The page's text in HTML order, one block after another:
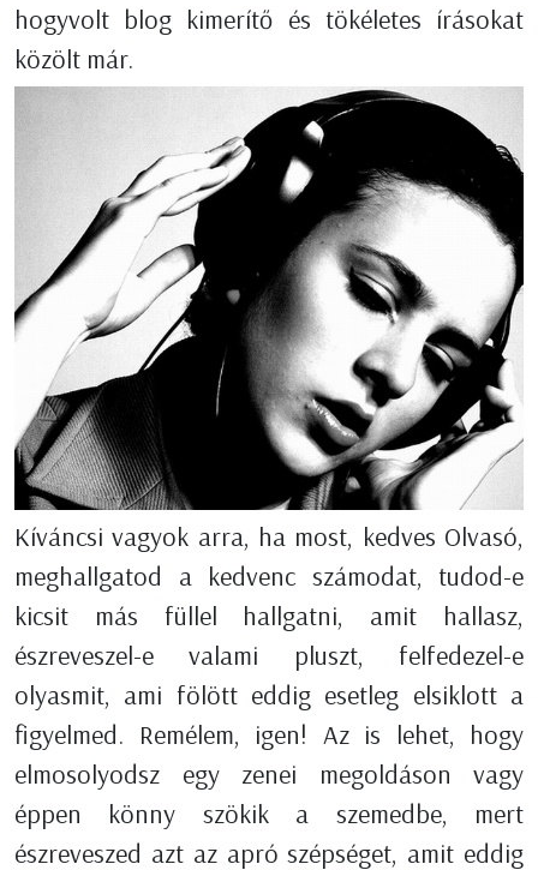
hogyvolt blog kimerítő és tökéletes írásokat
közölt már.
Kíváncsi vagyok arra, ha most, kedves Olvasó,
meghallgatod a kedvenc számodat, tudod-e
kicsit más füllel hallgatni, amit hallasz,
észreveszel-e valami pluszt, felfedezel-e
olyasmit, ami fölött eddig esetleg elsiklott a
figyelmed. Remélem, igen! Az is lehet, hogy
elmosolyodsz egy zenei megoldáson vagy
éppen könny szökik a szemedbe, mert
észreveszed azt az apró szépséget, amit eddig